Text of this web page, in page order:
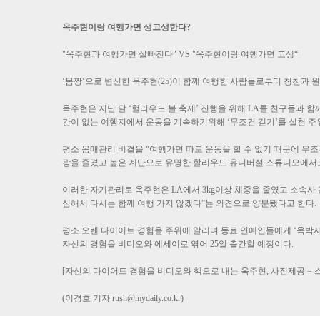
옥주현이랑 여행가면 생고생한다?
"옥주현과 여행가면 살빠진다" VS "옥주현이랑 여행가면 고생“
‘몸짱‘으로 변신한 옥주현(25)이 함께 여행한 사람들로부터 칭찬과
옥주현은 지난 달 ‘헐리우드 볼 축제’ 진행을 위해 LA를 친구들과
간이 없는 여행지에서 운동을 계속하기위해 ‘무조건 걷기’를 실천
평소 몸매관리 비결을 “여행가면 따로 운동을 할 수 없기 때문에 무
광을 즐겼고 높은 계단으로 유명한 할리우드 유니버설 스튜디오에
이러한 자기관리로 옥주현은 LA에서 3kg이상 체중을 줄였고 소속
심해서 다시는 함께 여행 가지 않겠다”는 의견으로 양분됐다고 한다.
평소 오랜 다이어트 경험을 주위에 알리며 동료 연예인들에게 ‘옥박
자신의 경험을 비디오와 에세이로 엮어 25일 출간할 예정이다.
[자신의 다이어트 경험을 비디오와 책으로 내는 옥주현, 사진제공 =
(이경호 기자rush@mydaily.co.kr)